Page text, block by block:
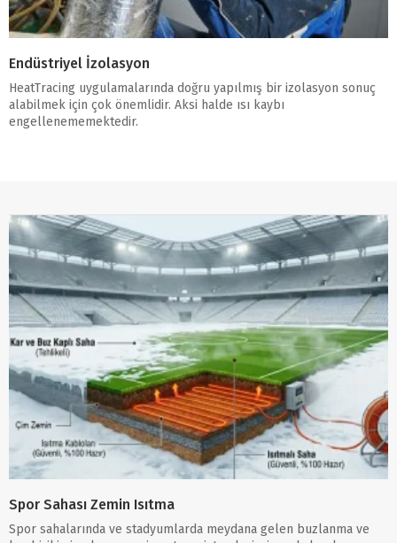
Endüstriyel İzolasyon
HeatTracing uygulamalarında doğru yapılmış bir izolasyon sonuç
alabilmek için çok önemlidir. Aksi halde ısı kaybı
engellenememektedir.
Spor Sahası Zemin Isıtma
Spor sahalarında ve stadyumlarda meydana gelen buzlanma ve